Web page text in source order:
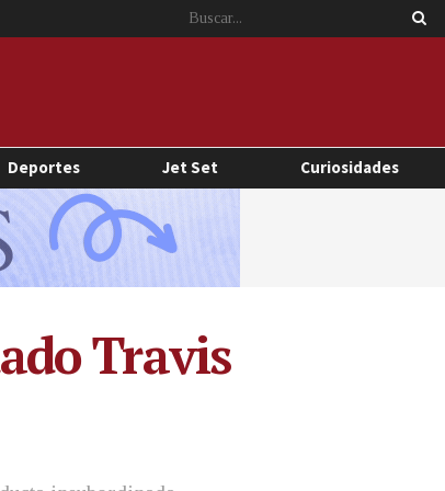
Deportes Jet Set Curiosidades
Travis